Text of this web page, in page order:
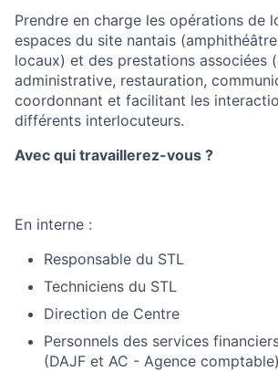
Prendre en charge les opérations de
espaces du site nantais
locaux) et des prestations associées
administrative, restauration,
coordonnant et facilitant les
différents interlocuteurs.
Avec qui travaillerez-vous ?
En interne :
Responsable du STL
Techniciens du STL
Direction de Centre
Personnels des services
(DAJF et AC - Agence comptable)